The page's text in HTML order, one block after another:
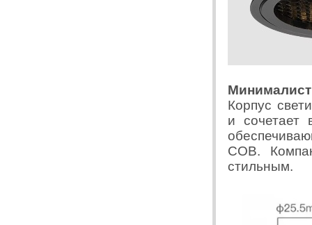
Корпус
и сочетает
COB.
стильным.